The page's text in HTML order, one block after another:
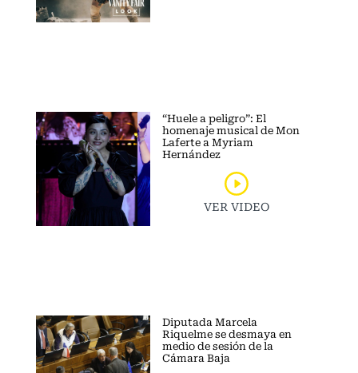
“Huele a peligro”: El
homenaje musical de Mon
Laferte a Myriam
Hernández
VER VIDEO
Diputada Marcela
Riquelme se desmaya en
medio de sesión de la
Cámara Baja